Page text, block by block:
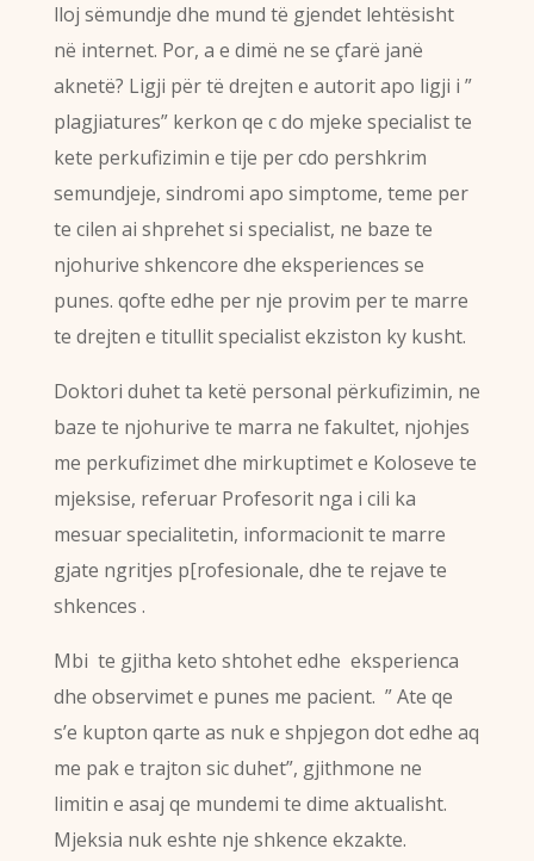
lloj sëmundje dhe mund të gjendet lehtësisht
në internet. Por, a e dimë ne se çfarë janë
aknetë? Ligji për të drejten e autorit apo ligji i ”
plagjiatures” kerkon qe c do mjeke specialist te
kete perkufizimin e tije per cdo pershkrim
semundjeje, sindromi apo simptome, teme per
te cilen ai shprehet si specialist, ne baze te
njohurive shkencore dhe eksperiences se
punes. qofte edhe per nje provim per te marre
te drejten e titullit specialist ekziston ky kusht.
Doktori duhet ta ketë personal përkufizimin, ne
baze te njohurive te marra ne fakultet, njohjes
me perkufizimet dhe mirkuptimet e Koloseve te
mjeksise, referuar Profesorit nga i cili ka
mesuar specialitetin, informacionit te marre
gjate ngritjes p[rofesionale, dhe te rejave te
shkences .
Mbi te gjitha keto shtohet edhe eksperienca
dhe observimet e punes me pacient. ” Ate qe
s’e kupton qarte as nuk e shpjegon dot edhe aq
me pak e trajton sic duhet”, gjithmone ne
limitin e asaj qe mundemi te dime aktualisht.
Mjeksia nuk eshte nje shkence ekzakte.